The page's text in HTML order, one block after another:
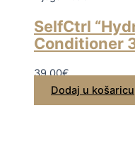
SelfCtrl
Conditioner
39,00€
Dodaj u košaricu